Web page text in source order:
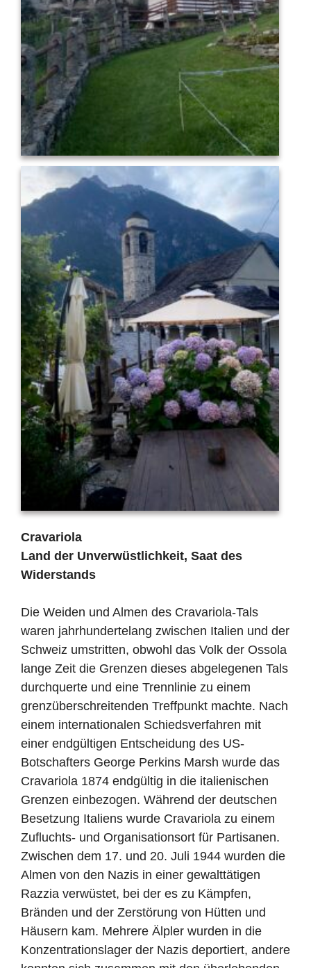
Cravariola
Land der Unverwüstlichkeit, Saat des
Widerstands
Die Weiden und Almen des Cravariola-Tals
waren jahrhundertelang zwischen Italien und der
Schweiz umstritten, obwohl das Volk der Ossola
lange Zeit die Grenzen dieses abgelegenen Tals
durchquerte und eine Trennlinie zu einem
grenzüberschreitenden Treffpunkt machte. Nach
einem internationalen Schiedsverfahren mit
einer endgültigen Entscheidung des US-
Botschafters George Perkins Marsh wurde das
Cravariola 1874 endgültig in die italienischen
Grenzen einbezogen. Während der deutschen
Besetzung Italiens wurde Cravariola zu einem
Zufluchts- und Organisationsort für Partisanen.
Zwischen dem 17. und 20. Juli 1944 wurden die
Almen von den Nazis in einer gewalttätigen
Razzia verwüstet, bei der es zu Kämpfen,
Bränden und der Zerstörung von Hütten und
Häusern kam. Mehrere Älpler wurden in die
Konzentrationslager der Nazis deportiert, andere